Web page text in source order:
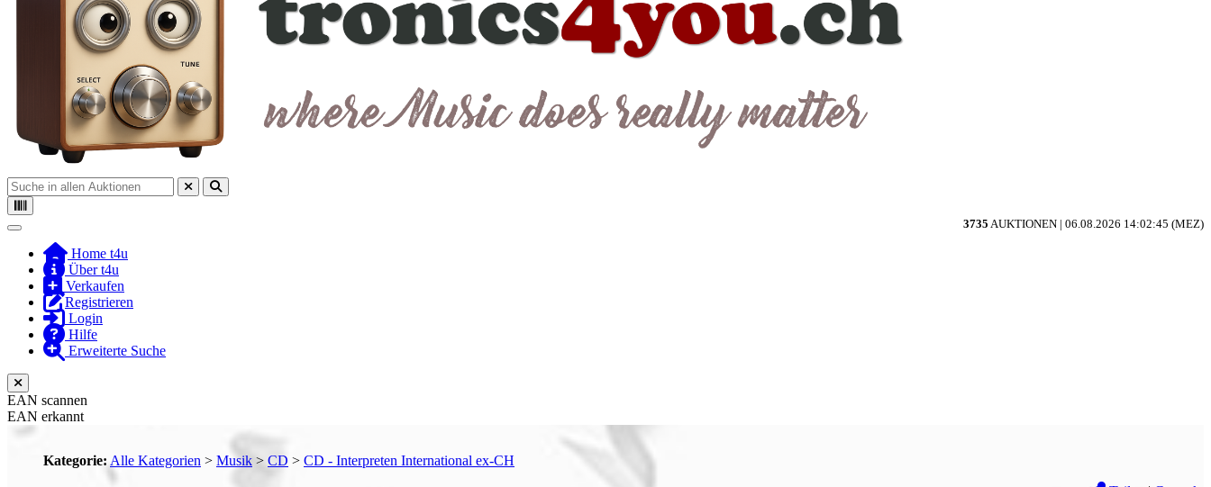
3735 AUKTIONEN | 06.08.2026 14:02:45 (MEZ)
Toggle navigation
Home t4u
Über t4u
Verkaufen
Registrieren
Login
Hilfe
Erweiterte Suche
EAN scannen
EAN erkannt
Kategorie: Alle Kategorien > Musik > CD > CD - Interpreten International ex-CH